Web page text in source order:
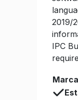
2019/
IPC